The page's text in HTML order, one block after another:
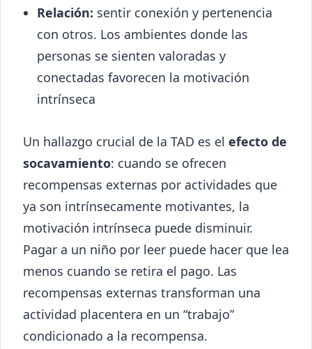
Relación: sentir conexión y pertenencia
con otros. Los ambientes donde las
personas se sienten valoradas y
conectadas favorecen la motivación
intrínseca
Un hallazgo crucial de la TAD es el efecto de
socavamiento: cuando se ofrecen
recompensas externas por actividades que
ya son intrínsecamente motivantes, la
motivación intrínseca puede disminuir.
Pagar a un niño por leer puede hacer que lea
menos cuando se retira el pago. Las
recompensas externas transforman una
actividad placentera en un “trabajo”
condicionado a la recompensa.